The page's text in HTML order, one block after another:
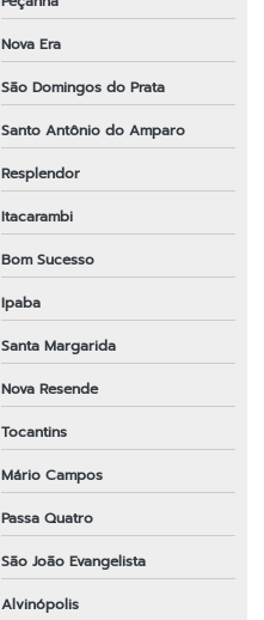
Nova Era
São Domingos do Prata
Santo Antônio do Amparo
Resplendor
Itacarambi
Bom Sucesso
Ipaba
Santa Margarida
Nova Resende
Tocantins
Mário Campos
Passa Quatro
São João Evangelista
Alvinópolis